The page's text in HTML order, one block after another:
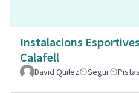
Instalacions
Calafell
David Quilez Segur